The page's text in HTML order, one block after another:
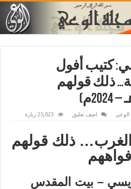
كتيب أفول
ذلك قولهم
الوعي اضف تعليق 25,023 زيارة
ذلك قولهم
– بيت المقدس